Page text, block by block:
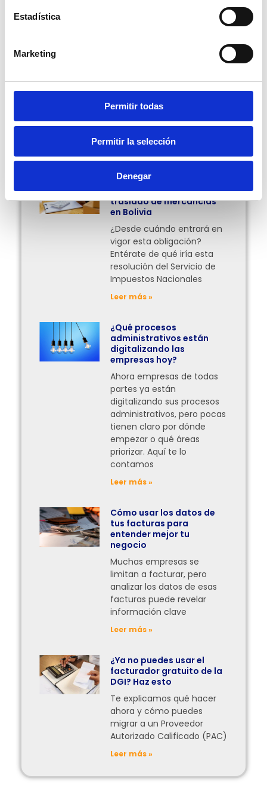
Estadística
Marketing
Permitir todas
Permitir la selección
Denegar
siempre se preocupa por ti!
Compartir:
Más Posts
Facturación en línea
obligatoria para el
traslado de mercancías
en Bolivia
¿Desde cuándo entrará en
vigor esta obligación?
Entérate de qué iría esta
resolución del Servicio de
Impuestos Nacionales
Leer más »
¿Qué procesos
administrativos están
digitalizando las
empresas hoy?
Ahora empresas de todas
partes ya están
digitalizando sus procesos
administrativos, pero pocas
tienen claro por dónde
empezar o qué áreas
priorizar. Aquí te lo
contamos
Leer más »
Cómo usar los datos de
tus facturas para
entender mejor tu
negocio
Muchas empresas se
limitan a facturar, pero
analizar los datos de esas
facturas puede revelar
información clave
Leer más »
¿Ya no puedes usar el
facturador gratuito de la
DGI? Haz esto
Te explicamos qué hacer
ahora y cómo puedes
migrar a un Proveedor
Autorizado Calificado (PAC)
Leer más »